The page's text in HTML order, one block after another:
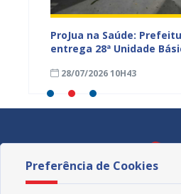
ProJua na Saúde:
entrega 28ª Unidade
Atenção Primária
28/07/2026 10H43
Preferência de Cookies